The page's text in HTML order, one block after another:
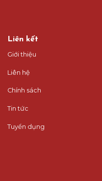
Liên kết
Giới thiệu
Liên hệ
Chính sách
Tin tức
Tuyển dụng